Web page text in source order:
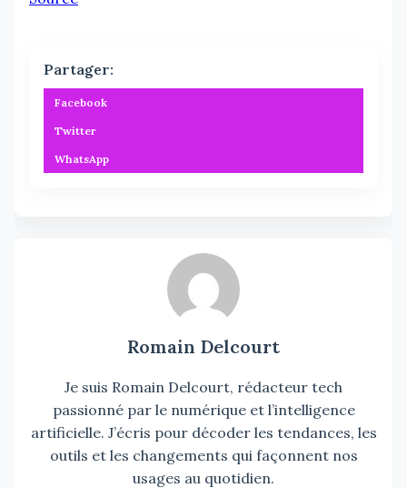
Partager:
Facebook
Twitter
WhatsApp
Romain Delcourt
Je suis Romain Delcourt, rédacteur tech
passionné par le numérique et l’intelligence
artificielle. J’écris pour décoder les tendances, les
outils et les changements qui façonnent nos
usages au quotidien.